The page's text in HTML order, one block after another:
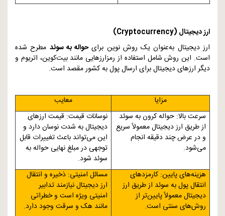
ارز دیجیتال (Cryptocurrency
)
ارز دیجیتال به‌عنوان یک روش نوین برایحواله به سوئد مطرح شده
است. این روش شامل استفاده از رمزارزهایی مانند بیت‌کوین، اتریوم و
دیگر ارزهای دیجیتال برای ارسال پول به کشور مقصد است.
مزایا
معایب
سرعت بالا: حواله کرون به سوئد
از طریق ارز دیجیتال معمولاً سریع
و در عرض چند دقیقه انجام
می‌شود.
نوسانات قیمت: قیمت ارزهای
دیجیتال به شدت نوسان دارد و
این می‌تواند باعث تغییرات قابل
توجهی در مبلغ نهایی حواله به
سوئد شود.
هزینه‌های پایین: کارمزدهای
انتقال پول به سوئد از طریق ارز
دیجیتال معمولاً پایین‌تر از
روش‌های سنتی است.
مسائل امنیتی: ذخیره و انتقال
ارز دیجیتال نیازمند تدابیر
امنیتی ویژه است و خطراتی
مانند هک و سرقت وجود دارد.